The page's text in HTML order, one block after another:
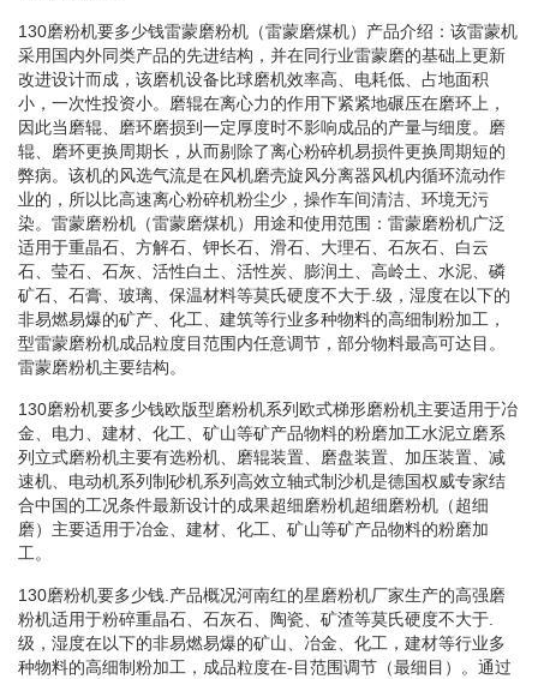
130磨粉机要多少钱雷蒙磨粉机（雷蒙磨煤机）产品介绍：该雷蒙机
采用国内外同类产品的先进结构，并在同行业雷蒙磨的基础上更新
改进设计而成，该磨机设备比球磨机效率高、电耗低、占地面积
小，一次性投资小。磨辊在离心力的作用下紧紧地碾压在磨环上，
因此当磨辊、磨环磨损到一定厚度时不影响成品的产量与细度。磨
辊、磨环更换周期长，从而剔除了离心粉碎机易损件更换周期短的
弊病。该机的风选气流是在风机磨壳旋风分离器风机内循环流动作
业的，所以比高速离心粉碎机粉尘少，操作车间清洁、环境无污
染。雷蒙磨粉机（雷蒙磨煤机）用途和使用范围：雷蒙磨粉机广泛
适用于重晶石、方解石、钾长石、滑石、大理石、石灰石、白云
石、莹石、石灰、活性白土、活性炭、膨润土、高岭土、水泥、磷
矿石、石膏、玻璃、保温材料等莫氏硬度不大于.级，湿度在以下的
非易燃易爆的矿产、化工、建筑等行业多种物料的高细制粉加工，
型雷蒙磨粉机成品粒度目范围内任意调节，部分物料最高可达目。
雷蒙磨粉机主要结构。
130磨粉机要多少钱欧版型磨粉机系列欧式梯形磨粉机主要适用于冶
金、电力、建材、化工、矿山等矿产品物料的粉磨加工水泥立磨系
列立式磨粉机主要有选粉机、磨辊装置、磨盘装置、加压装置、减
速机、电动机系列制砂机系列高效立轴式制沙机是德国权威专家结
合中国的工况条件最新设计的成果超细磨粉机超细磨粉机（超细
磨）主要适用于冶金、建材、化工、矿山等矿产品物料的粉磨加
工。
130磨粉机要多少钱.产品概况河南红的星磨粉机厂家生产的高强磨
粉机适用于粉碎重晶石、石灰石、陶瓷、矿渣等莫氏硬度不大于.
级，湿度在以下的非易燃易爆的矿山、冶金、化工，建材等行业多
种物料的高细制粉加工，成品粒度在-目范围调节（最细目）。通过